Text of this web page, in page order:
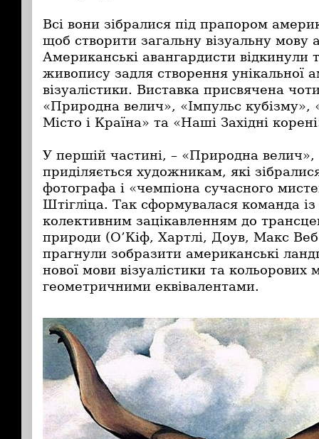
Всі вони зібралися під прапором
щоб створити загальну візуальну мову
Американські авангардисти відкинули
живопису задля створення унікальної
візуалістики. Виставка присвячена
«Природна велич», «Імпульс
Місто і Країна» та «Наші Західні
У першій частині, – «Природна велич»,
приділяється художникам, які
фотографа і «чемпіона сучасного
Штігліца. Так сформувалася команда
колективним зацікавленням до
природи (О’Кіф, Хартлі, Доув, Макс
прагнули зобразити американські
нової мови візуалістики та кольорових
геометричними еквівалентами.